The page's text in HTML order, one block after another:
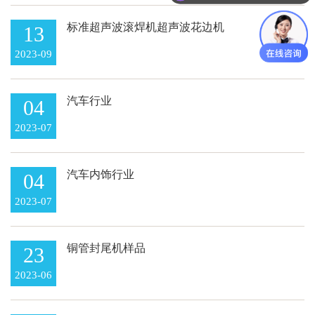
13
2023-09
标准超声波滚焊机超声波花边机
04
2023-07
汽车行业
04
2023-07
汽车内饰行业
23
2023-06
铜管封尾机样品